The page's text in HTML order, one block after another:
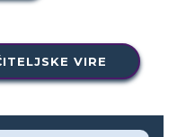
VIRE